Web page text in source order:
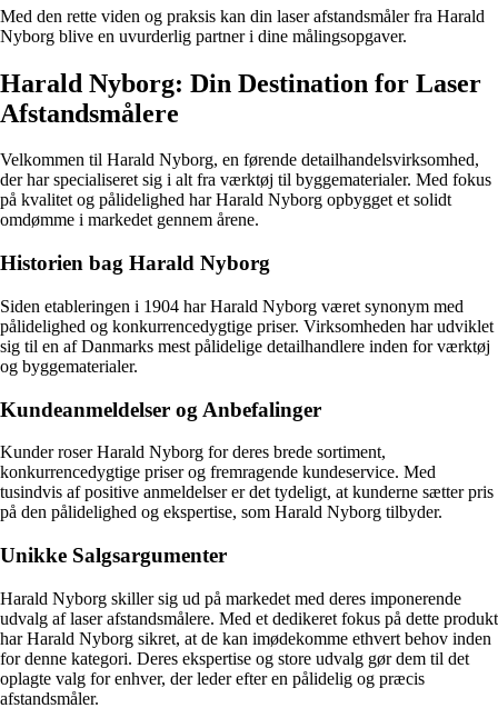
Med den rette viden og praksis kan din laser afstandsmåler fra Harald
Nyborg blive en uvurderlig partner i dine målingsopgaver.
Harald Nyborg: Din Destination for Laser
Afstandsmålere
Velkommen til Harald Nyborg, en førende detailhandelsvirksomhed,
der har specialiseret sig i alt fra værktøj til byggematerialer. Med fokus
på kvalitet og pålidelighed har Harald Nyborg opbygget et solidt
omdømme i markedet gennem årene.
Historien bag Harald Nyborg
Siden etableringen i 1904 har Harald Nyborg været synonym med
pålidelighed og konkurrencedygtige priser. Virksomheden har udviklet
sig til en af Danmarks mest pålidelige detailhandlere inden for værktøj
og byggematerialer.
Kundeanmeldelser og Anbefalinger
Kunder roser Harald Nyborg for deres brede sortiment,
konkurrencedygtige priser og fremragende kundeservice. Med
tusindvis af positive anmeldelser er det tydeligt, at kunderne sætter pris
på den pålidelighed og ekspertise, som Harald Nyborg tilbyder.
Unikke Salgsargumenter
Harald Nyborg skiller sig ud på markedet med deres imponerende
udvalg af laser afstandsmålere. Med et dedikeret fokus på dette produkt
har Harald Nyborg sikret, at de kan imødekomme ethvert behov inden
for denne kategori. Deres ekspertise og store udvalg gør dem til det
oplagte valg for enhver, der leder efter en pålidelig og præcis
afstandsmåler.